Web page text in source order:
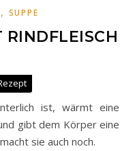
, SUPPE
RINDFLEISCH
gibt dem Körper eine
sie auch noch.